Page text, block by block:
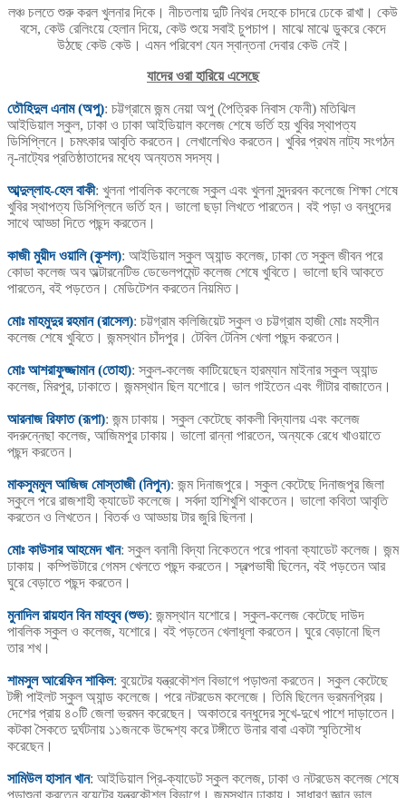
লঞ্চ চলতে শুরু করল খুলনার দিকে। নীচতলায় দুটি নিথর দেহকে চাদরে ঢেকে রাখা। কেউ
বসে, কেউ রেলিংয়ে হেলান দিয়ে, কেউ শুয়ে সবাই চুপচাপ। মাঝে মাঝে ডুকরে কেদে
উঠছে কেউ কেউ। এমন পরিবেশ যেন স্বান্তনা দেবার কেউ নেই।
যাদের ওরা হারিয়ে এসেছে
তৌহিদুল এনাম (অপু): চট্টগ্রামে জন্ম নেয়া অপু (পৈত্রিক নিবাস ফেনী) মতিঝিল
আইডিয়াল স্কুল, ঢাকা ও ঢাকা আইডিয়াল কলেজ শেষে ভর্তি হয় খুবির স্থাপত্য
ডিসিপ্লিনে। চমৎকার আবৃতি করতেন। লেখালেখিও করতেন। খুবির প্রথম নাট্য সংগঠন
নৃ-নাট্যের প্রতিষ্ঠাতাদের মধ্যে অন্যতম সদস্য।
আব্দুল্লাহ-হেল বাকী: খুলনা পাবলিক কলেজে স্কুল এবং খুলনা সুন্দরবন কলেজে শিক্ষা শেষে
খুবির স্থাপত্য ডিসিপ্লিনে ভর্তি হন। ভালো ছড়া লিখতে পারতেন। বই পড়া ও বন্ধুদের
সাথে আড্ডা দিতে পছন্দ করতেন।
কাজী মুয়ীদ ওয়ালি (কুশল): আইডিয়াল স্কুল অ্যান্ড কলেজ, ঢাকা তে স্কুল জীবন পরে
কোডা কলেজ অব অল্টারনেটিভ ডেভেলপমেন্ট কলেজ শেষে খুবিতে। ভালো ছবি আকতে
পারতেন, বই পড়তেন। মেডিটেশন করতেন নিয়মিত।
মোঃ মাহমুদুর রহমান (রাসেল): চট্টগ্রাম কলিজিয়েট স্কুল ও চট্টগ্রাম হাজী মোঃ মহসীন
কলেজ শেষে খুবিতে। জন্মস্থান চাঁদপুর। টেবিল টেনিস খেলা পছন্দ করতেন।
মোঃ আশরাফুজ্জামান (তোহা): স্কুল-কলেজ কাটিয়েছেন হারম্যান মাইনার স্কুল অ্যান্ড
কলেজ, মিরপুর, ঢাকাতে। জন্মস্থান ছিল যশোরে। ভাল গাইতেন এবং গীটার বাজাতেন।
আরনাজ রিফাত (রূপা): জন্ম ঢাকায়। স্কুল কেটেছে কাকলী বিদ্যালয় এবং কলেজ
বদরুন্নেছা কলেজ, আজিমপুর ঢাকায়। ভালো রান্না পারতেন, অন্যকে রেধে খাওয়াতে
পছন্দ করতেন।
মাকসুমমুল আজিজ মোস্তাজী (নিপুন): জন্ম দিনাজপুরে। স্কুল কেটেছে দিনাজপুর জিলা
স্কুলে পরে রাজশাহী ক্যাডেট কলেজে। সর্বদা হাশিখুশি থাকতেন। ভালো কবিতা আবৃতি
করতেন ও লিখতেন। বিতর্ক ও আড্ডায় টার জুরি ছিলনা।
মোঃ কাউসার আহমেদ খান: স্কুল বনানী বিদ্যা নিকেতনে পরে পাবনা ক্যাডেট কলেজ। জন্ম
ঢাকায়। কম্পিউটারে গেমস খেলতে পছন্দ করতেন। স্বল্পভাষী ছিলেন, বই পড়তেন আর
ঘুরে বেড়াতে পছন্দ করতেন।
মুনাদিল রায়হান বিন মাহবুব (শুভ): জন্মস্থান যশোরে। স্কুল-কলেজ কেটেছে দাউদ
পাবলিক স্কুল ও কলেজ, যশোরে। বই পড়তেন খেলাধূলা করতেন। ঘুরে বেড়ানো ছিল
তার শখ।
শামসুল আরেফিন শাকিল: বুয়েটের যন্ত্রকৌশল বিভাগে পড়াশুনা করতেন। স্কুল কেটেছে
টঙ্গী পাইলট স্কুল অ্যান্ড কলেজে। পরে নটরডেম কলেজে। তিমি ছিলেন ভ্রমনপ্রিয়।
দেশের প্রায় ৪০টি জেলা ভ্রমন করেছেন। অকাতরে বন্ধুদের সুখে-দুখে পাশে দাড়াতেন।
কটকা সৈকতে দুর্ঘটনায় ১১জনকে উদ্দেশ্য করে টঙ্গীতে উনার বাবা একটা স্মৃতিসৌধ
করেছেন।
সামিউল হাসান খান: আইডিয়াল প্রি-ক্যাডেট স্কুল কলেজ, ঢাকা ও নটরডেম কলেজ শেষে